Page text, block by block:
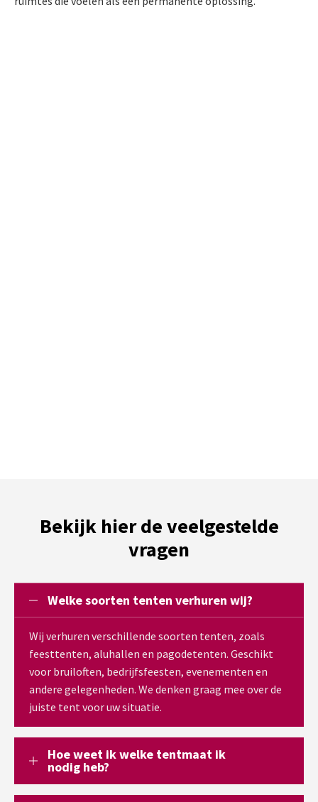
Bekijk hier de veelgestelde
vragen
Welke soorten tenten verhuren wij?
Wij verhuren verschillende soorten tenten, zoals
feesttenten, aluhallen en pagodetenten. Geschikt
voor bruiloften, bedrijfsfeesten, evenementen en
andere gelegenheden. We denken graag mee over de
juiste tent voor uw situatie.
Hoe weet ik welke tentmaat ik
nodig heb?